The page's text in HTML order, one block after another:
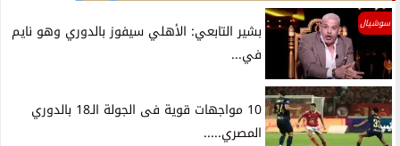
سوشيال
بشير التابعي: الأهلي سيفوز بالدوري وهو نايم
في...
10 مواجهات قوية فى الجولة الـ18 بالدوري
المصري.....